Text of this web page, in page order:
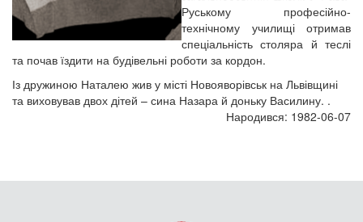
Руському професійно-
технічному училищі отримав
спеціальність столяра й теслі
та почав їздити на будівельні роботи за кордон.
Із дружиною Наталею жив у місті Новояворівськ на Львівщині
та виховував двох дітей – сина Назара й доньку Василину. .
Народився: 1982-06-07